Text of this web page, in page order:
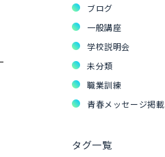
ブログ
一般講座
学校説明会
未分類
職業訓練
青春メッセージ掲載
タグ一覧